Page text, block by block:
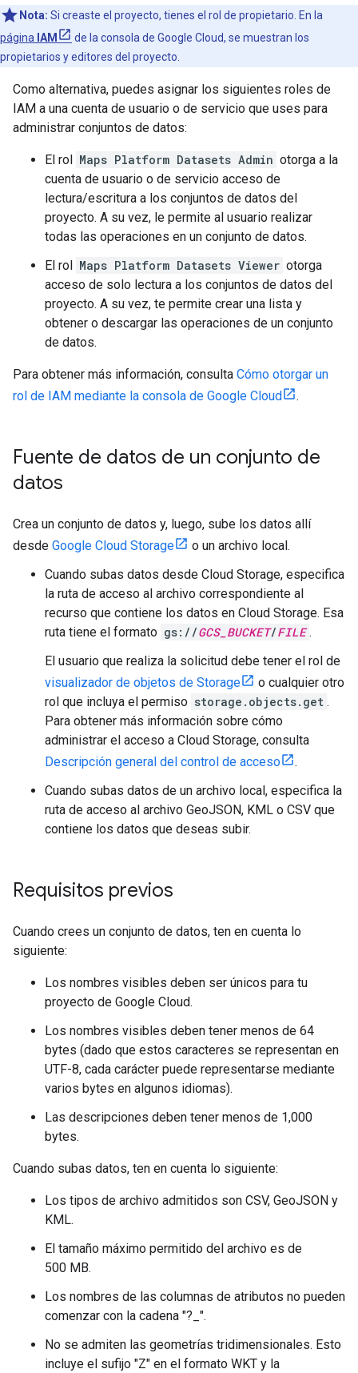
Nota: Si creaste el proyecto, tienes el rol de propietario. En la
página IAM
de la consola de Google Cloud, se muestran los
propietarios y editores del proyecto.
Como alternativa, puedes asignar los siguientes roles de
IAM a una cuenta de usuario o de servicio que uses para
administrar conjuntos de datos:
El rol Maps Platform Datasets Admin otorga a la
cuenta de usuario o de servicio acceso de
lectura/escritura a los conjuntos de datos del
proyecto. A su vez, le permite al usuario realizar
todas las operaciones en un conjunto de datos.
El rol Maps Platform Datasets Viewer otorga
acceso de solo lectura a los conjuntos de datos del
proyecto. A su vez, te permite crear una lista y
obtener o descargar las operaciones de un conjunto
de datos.
Para obtener más información, consulta Cómo otorgar un
rol de IAM mediante la consola de Google Cloud
.
Fuente de datos de un conjunto de
datos
Crea un conjunto de datos y, luego, sube los datos allí
desde Google Cloud Storage
o un archivo local.
Cuando subas datos desde Cloud Storage, especifica
la ruta de acceso al archivo correspondiente al
recurso que contiene los datos en Cloud Storage. Esa
ruta tiene el formato gs://GCS_BUCKET/FILE .
El usuario que realiza la solicitud debe tener el rol de
visualizador de objetos de Storage
o cualquier otro
rol que incluya el permiso storage.objects.get .
Para obtener más información sobre cómo
administrar el acceso a Cloud Storage, consulta
Descripción general del control de acceso
.
Cuando subas datos de un archivo local, especifica la
ruta de acceso al archivo GeoJSON, KML o CSV que
contiene los datos que deseas subir.
Requisitos previos
Cuando crees un conjunto de datos, ten en cuenta lo
siguiente:
Los nombres visibles deben ser únicos para tu
proyecto de Google Cloud.
Los nombres visibles deben tener menos de 64
bytes (dado que estos caracteres se representan en
UTF-8, cada carácter puede representarse mediante
varios bytes en algunos idiomas).
Las descripciones deben tener menos de 1,000
bytes.
Cuando subas datos, ten en cuenta lo siguiente:
Los tipos de archivo admitidos son CSV, GeoJSON y
KML.
El tamaño máximo permitido del archivo es de
500 MB.
Los nombres de las columnas de atributos no pueden
comenzar con la cadena "?_".
No se admiten las geometrías tridimensionales. Esto
incluye el sufijo "Z" en el formato WKT y la